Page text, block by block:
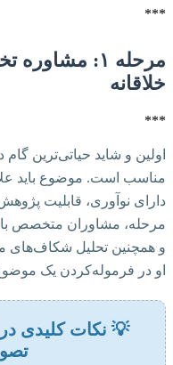
***
مرحله ۱:
خلاقانه
***
اولین و شاید حیاتی‌ترین
مناسب است. موضوع باید
دارای نوآوری، قابلیت
مرحله، مشاوران متخصص با
و همچنین تحلیل شکاف‌های
او در فرموله‌کردن یک
💡 نکات کلیدی